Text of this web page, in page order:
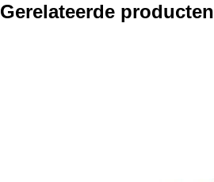
Gerelateerde producten